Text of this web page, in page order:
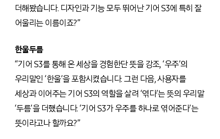
더해봤습니다. 디자인과 기능 모두 뛰어난 기어 S3에 특히 잘
어울리는 이름이죠?”
한울두름
“기어 S3를 통해 온 세상을 경험한단 뜻을 강조, ‘우주’의
우리말인 ‘한울’을 포함시켰습니다. 그런 다음, 사용자를
세상과 이어주는 기어 S3의 역할을 살려 ‘엮다’는 뜻의 우리말
‘두름’을 더했습니다. ‘기어 S3가 우주를 하나로 엮어준다’는
뜻이라고나 할까요?”